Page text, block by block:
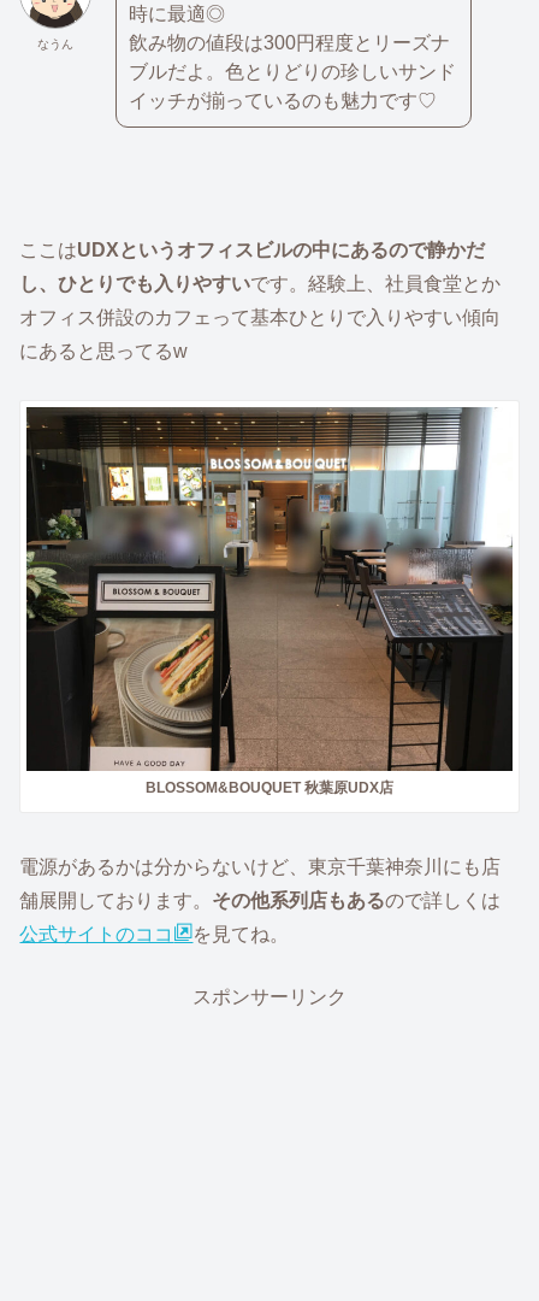
なうん
時に最適◎
飲み物の値段は300円程度とリーズナ
ブルだよ。色とりどりの珍しいサンド
イッチが揃っているのも魅力です♡
ここはUDXというオフィスビルの中にあるので静かだ
し、ひとりでも入りやすいです。経験上、社員食堂とか
オフィス併設のカフェって基本ひとりで入りやすい傾向
にあると思ってるw
BLOSSOM&BOUQUET 秋葉原UDX店
電源があるかは分からないけど、東京千葉神奈川にも店
舗展開しております。 その他系列店もあるので詳しくは
公式サイトのココ
を見てね。
スポンサーリンク